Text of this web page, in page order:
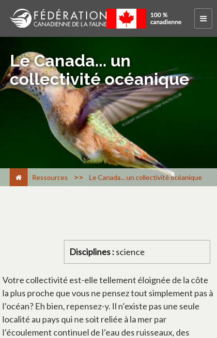
Le Canada... un
collectivité océanique
Ressources > Le Canada... un collectivité océanique
Disciplines : science
Votre collectivité est-elle tellement éloignée de la côte
la plus proche que vous ne pensez tout simplement pas à
l’océan? Eh bien, repensez-y. Il n’existe pas une seule
localité au pays qui ne soit reliée à la mer par
l’écoulement continuel de l’eau des ruisseaux, des